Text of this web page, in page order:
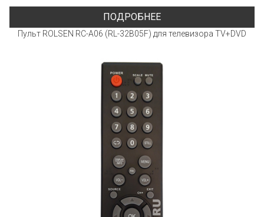
ПОДРОБНЕЕ
Пульт ROLSEN RC-A06 (RL-32B05F) для телевизора TV+DVD